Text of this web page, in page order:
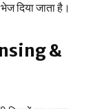
दिया जाता है।
&